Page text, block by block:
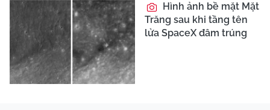
Hình ảnh bề mặt Mặt
Trăng sau khi tầng tên
lửa SpaceX đâm trúng